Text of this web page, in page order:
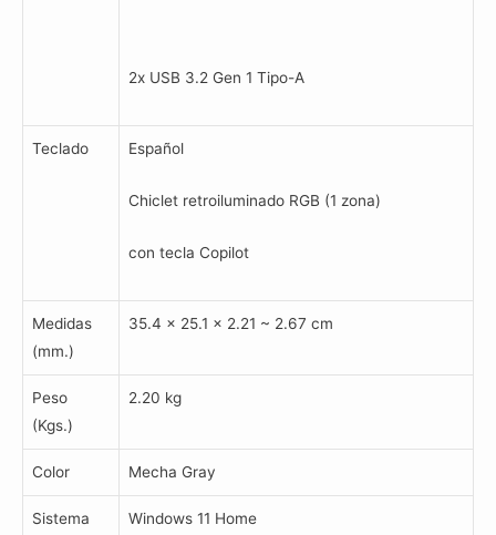
2x USB 3.2 Gen 1 Tipo-A
Teclado Español
Chiclet retroiluminado RGB (1 zona)
con tecla Copilot
Medidas
(mm.)
35.4 x 25.1 x 2.21 ~ 2.67 cm
Peso
(Kgs.)
2.20 kg
Color Mecha Gray
Sistema
Windows 11 Home